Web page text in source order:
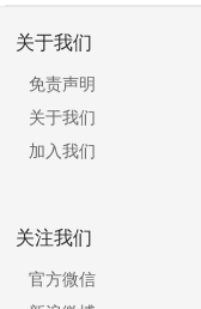
关于我们
免责声明
关于我们
加入我们
关注我们
官方微信